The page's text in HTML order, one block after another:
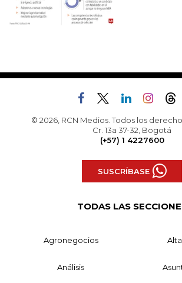
© 2026, RCN Medios. Todos los
Cr. 13a 37-32, Bogotá
(+57) 1 4227600
SUSCRÍBASE
TODAS LAS
Agronegocios
Análisis